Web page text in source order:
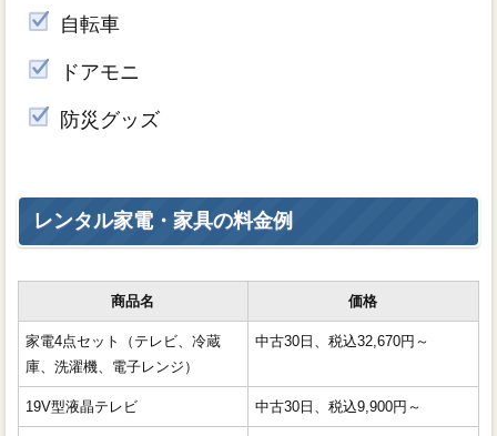
自転車
ドアモニ
防災グッズ
レンタル家電・家具の料金例
商品名 価格
家電4点セット（テレビ、冷蔵
庫、洗濯機、電子レンジ）
中古30日、税込32,670円～
19V型液晶テレビ 中古30日、税込9,900円～